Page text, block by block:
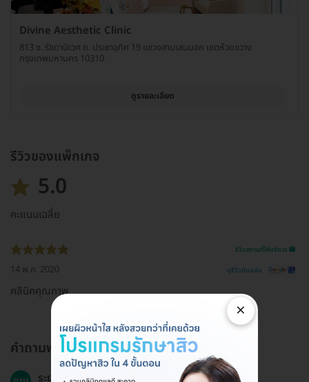
Divine Aesthetic Clinic
813 ซ. รัชดานิเวศ ถ. ประชาอุทิศ 19 แขวงสามเสนนอก เขตห้วยขวาง
กรุงเทพมหานคร 10310
ดูรายละเอียด
รีวิวของแพ็กเกจ
5.0
คะแนนเฉลี่ย
รีวิวสถานที่ให้บริการ 🏥
14 พ.ค. 2020 ดูรีวิวต้นฉบับ
คลีนิคคุณภาพ
คำถามพบบ่อย
ระยะเวลาในการทำการรักษานี้ใช้เวลานานเท่าไหร่?
×